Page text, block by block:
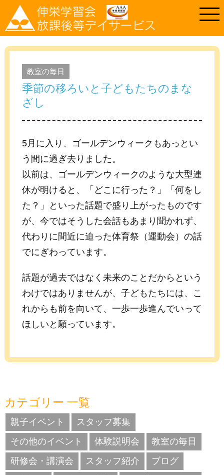
教室の毎日
季節の移ろいと子どもたちのまな
ざし
5月に入り、ゴールデンウィークもあっとい
う間に過ぎ去りました。
以前は、ゴールデンウィークのような大型連
休が明けると、「どこに行った？」「何をし
た？」といった話題で盛り上がったものです
が、今ではそうした会話もあまり聞かれず、
代わりに間近に迫った体育祭（運動会）の話
でにぎわっています。
話題が過去ではなく未来のことだからという
わけではありませんが、子どもたちには、こ
れからも前を向いて、一歩一歩進んでいって
ほしいと願っています。
カテゴリー 一覧
親子イベント
スタッフ募集
その他のイベント
体験説明会
教室の毎日
研修会・講演会
スタッフ紹介
ブログ